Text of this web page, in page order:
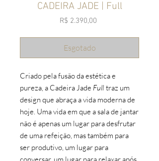
CADEIRA JADE | Full
R$ 2.390,00
Esgotado
Criado pela fusão da estética e
pureza, a Cadeira Jade Full traz um
design que abraça a vida moderna de
hoje. Uma vida em que a sala de jantar
não é apenas um lugar para desfrutar
de uma refeição, mas também para
ser produtivo, um lugar para